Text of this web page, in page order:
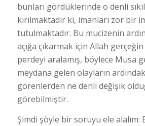
bunları gördüklerinde o denli
kırılmaktadır ki, imanları zor bir
tutulmaktadır. Bu mucizenin
açığa çıkarmak için Allah
perdeyi aralamış, böylece Musa
meydana gelen olayların
görenlerden ne denli değişik
görebilmiştir.
Şimdi şöyle bir soruyu ele alalım: